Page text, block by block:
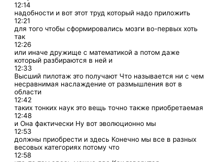
12:14
надобности и вот этот труд который надо приложить
12:21
для того чтобы сформировались мозги во-первых хоть
так
12:26
или иначе дружище с математикой а потом даже
который разбираются в ней и
12:33
Высший пилотаж это получают Что называется ни с чем
несравнимая наслаждение от размышления вот в
области
12:42
таких тонких наук это вещь точно также приобретаемая
12:48
и Она фактически Ну вот эволюционно мы
12:53
должны приобрести и здесь Конечно мы все в разных
весовых категориях потому что
12:58